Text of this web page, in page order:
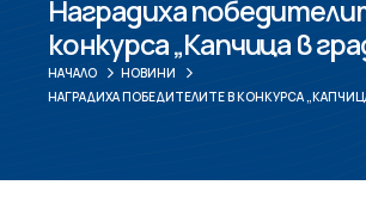
Наградиха
конкурса „Капчица в
НАЧАЛО
НОВИНИ
НАГРАДИХА ПОБЕДИТЕЛИТЕ В КОНКУРСА